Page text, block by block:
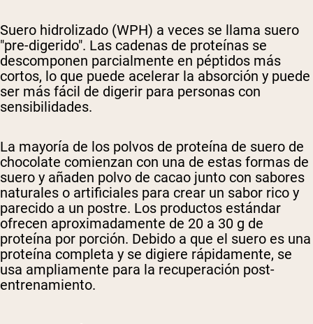
Suero hidrolizado (WPH) a veces se llama suero
"pre-digerido". Las cadenas de proteínas se
descomponen parcialmente en péptidos más
cortos, lo que puede acelerar la absorción y puede
ser más fácil de digerir para personas con
sensibilidades.
La mayoría de los polvos de proteína de suero de
chocolate comienzan con una de estas formas de
suero y añaden polvo de cacao junto con sabores
naturales o artificiales para crear un sabor rico y
parecido a un postre. Los productos estándar
ofrecen aproximadamente de 20 a 30 g de
proteína por porción. Debido a que el suero es una
proteína completa y se digiere rápidamente, se
usa ampliamente para la recuperación post-
entrenamiento.